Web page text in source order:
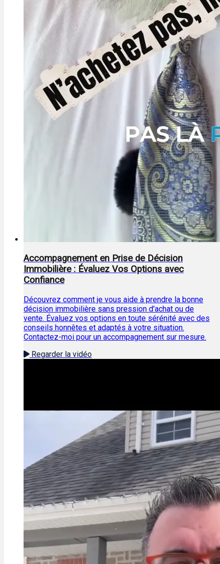
Accompagnement en Prise de Décision
Immobilière : Évaluez Vos Options avec
Confiance
Découvrez comment je vous aide à prendre la bonne
décision immobilière sans pression d'achat ou de
vente. Évaluez vos options en toute sérénité avec des
conseils honnêtes et adaptés à votre situation.
Contactez-moi pour un accompagnement sur mesure.
Regarder la vidéo